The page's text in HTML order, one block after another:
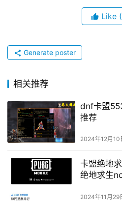
Like
Generate poster
相关推荐
dnf卡盟
推荐
2024年12月10
卡盟绝地
绝地求生
2024年11月29